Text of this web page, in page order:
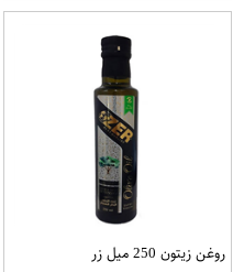
روغن زیتون 250 میل زر